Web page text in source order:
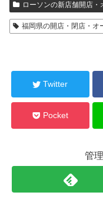
ローソンの新店舗開店・
福岡県の開店・閉店・オ
Twitter
Pocket
管